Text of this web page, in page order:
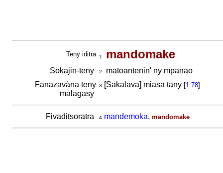
Teny iditra 1 mandomake
Sokajin-teny 2
matoantenin' ny mpanao
Fanazavàna teny
malagasy
3 [Sakalava] miasa tany [1.78]
Fivaditsoratra 4 mandemoka, mandomake